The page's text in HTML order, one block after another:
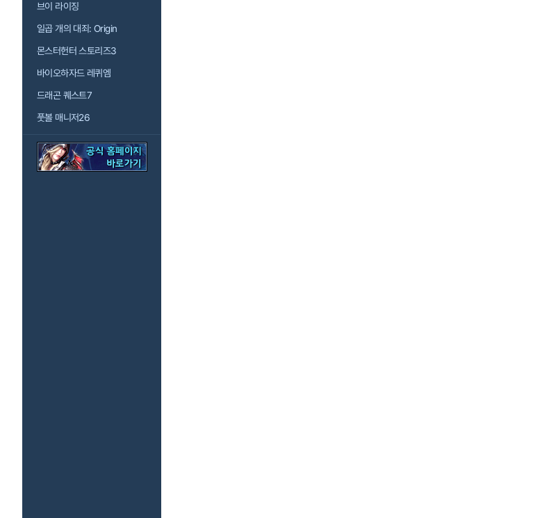
브이 라이징
일곱 개의 대죄: Origin
몬스터헌터 스토리즈3
바이오하자드 레퀴엠
드래곤 퀘스트7
풋볼 매니저26